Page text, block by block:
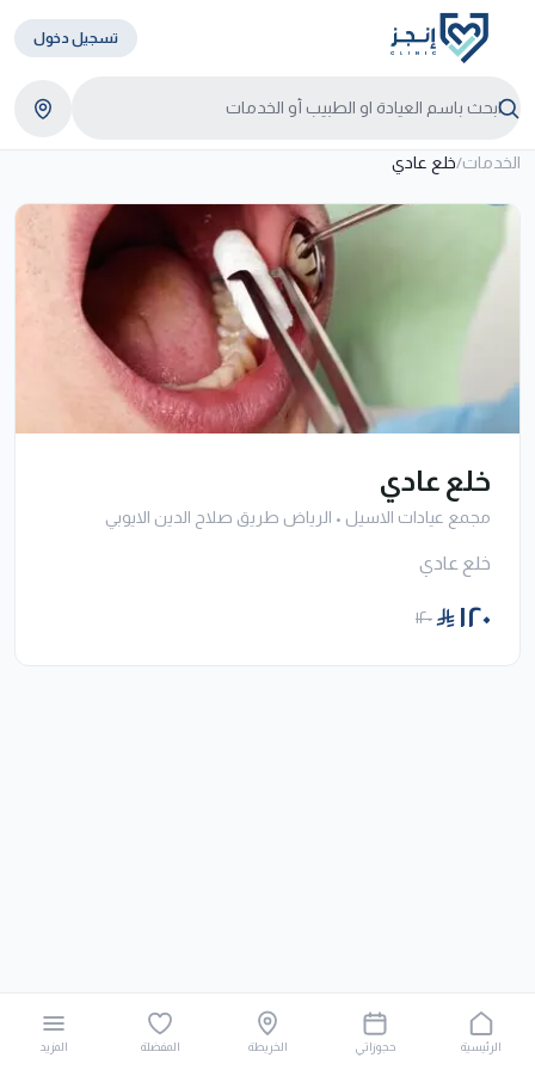
تسجيل دخول
الخدمات/خلع عادي
خلع عادي
مجمع عيادات الاسيل • الرياض طريق صلاح الدين الايوبي
خلع عادي
١٢٠ ١٢٠
الرئيسية حجوزاتي الخريطة المفضلة المزيد